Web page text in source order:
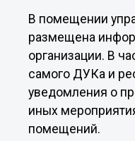
В помещении
размещена
организации. В
самого ДУКа и
уведомления о
иных
помещений.